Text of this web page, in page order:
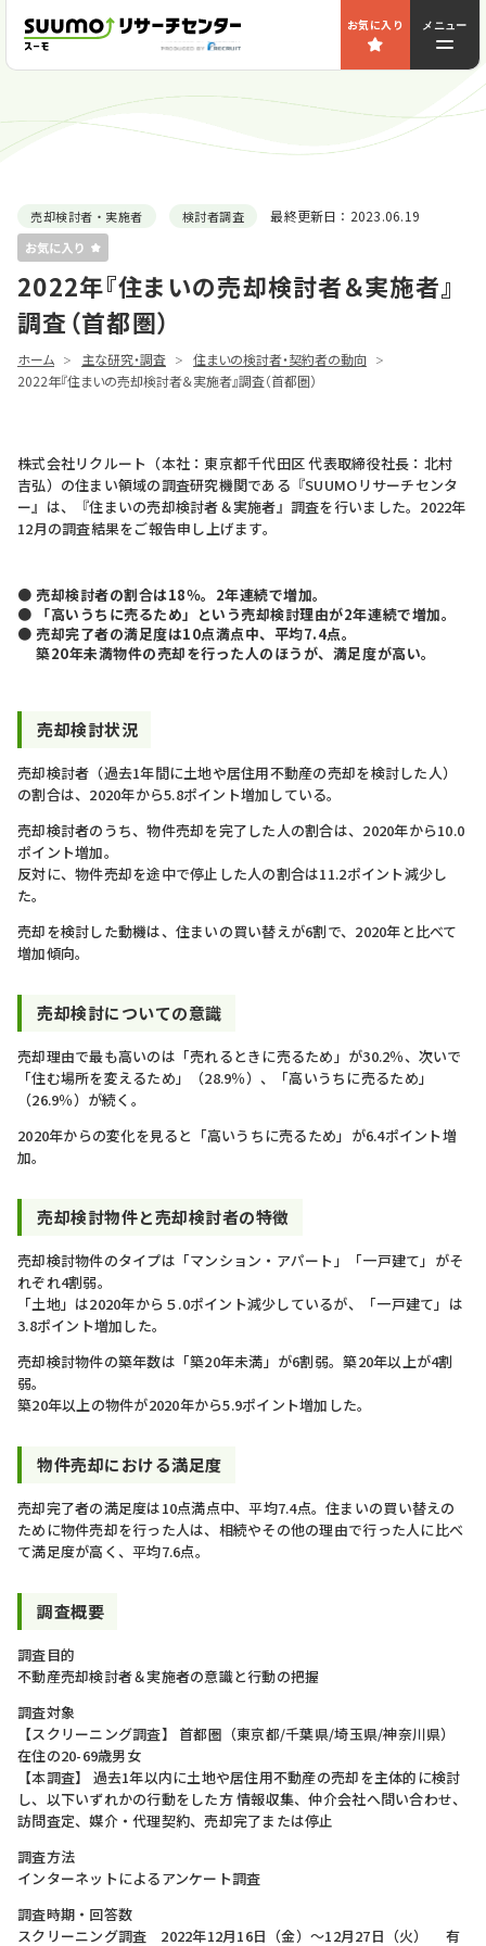
お気に入り メニュー
売却検討者・実施者 検討者調査 最終更新日： 2023.06.19
2022年『住まいの売却検討者＆実施者』
調査（首都圏）
ホーム 主な研究・調査
住まいの検討者・契約者の動向
2022年『住まいの売却検討者＆実施者』調査（首都圏）
株式会社リクルート（本社：東京都千代田区 代表取締役社長：北村
吉弘）の住まい領域の調査研究機関である『SUUMOリサーチセンタ
ー』は、『住まいの売却検討者＆実施者』調査を行いました。2022年
12月の調査結果をご報告申し上げます。​
● 売却検討者の割合は18％。2年連続で増加。​
● 「高いうちに売るため」という売却検討理由が2年連続で増加。​
● 売却完了者の満足度は10点満点中、平均7.4点。​
築20年未満物件の売却を行った人のほうが、満足度が高い。
売却検討状況​
売却検討者（過去1年間に土地や居住用不動産の売却を検討した人）
の割合は、2020年から5.8ポイント増加している。
売却検討者のうち、物件売却を完了した人の割合は、2020年から10.0
ポイント増加。​
反対に、物件売却を途中で停止した人の割合は11.2ポイント減少し
た。
売却を検討した動機は、住まいの買い替えが6割で、2020年と比べて
増加傾向。
売却検討についての意識​
売却理由で最も高いのは「売れるときに売るため」が30.2％、次いで
「住む場所を変えるため」（28.9％）、「高いうちに売るため」
（26.9％）が続く。​
2020年からの変化を見ると「高いうちに売るため」が6.4ポイント増
加。
売却検討物件と売却検討者の特徴
売却検討物件のタイプは「マンション・アパート」「一戸建て」がそ
れぞれ4割弱。
「土地」は2020年から５.0ポイント減少しているが、「一戸建て」は
3.8ポイント増加した。
売却検討物件の築年数は「築20年未満」が6割弱。築20年以上が4割
弱。
築20年以上の物件が2020年から5.9ポイント増加した。
物件売却における満足度​
売却完了者の満足度は10点満点中、平均7.4点。住まいの買い替えの
ために物件売却を行った人は、相続やその他の理由で行った人に比べ
て満足度が高く、平均7.6点。
調査概要
調査目的
不動産売却検討者＆実施者の意識と行動の把握
調査対象
【スクリーニング調査】 首都圏（東京都/千葉県/埼玉県/神奈川県）
在住の20-69歳男女
【本調査】 過去1年以内に土地や居住用不動産の売却を主体的に検討
し、以下いずれかの行動をした方 情報収集、仲介会社へ問い合わせ、
訪問査定、媒介・代理契約、売却完了または停止
調査方法
インターネットによるアンケート調査
調査時期・回答数
スクリーニング調査 2022年12月16日（金）～12月27日（火） 有